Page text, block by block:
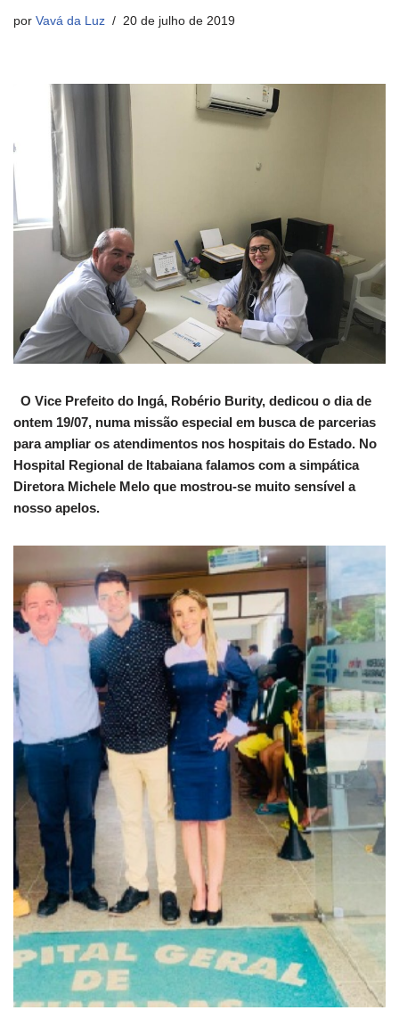
por Vavá da Luz 20 de julho de 2019
O Vice Prefeito do Ingá, Robério Burity, dedicou o dia de
ontem 19/07, numa missão especial em busca de parcerias
para ampliar os atendimentos nos hospitais do Estado. No
Hospital Regional de Itabaiana falamos com a simpática
Diretora Michele Melo que mostrou-se muito sensível a
nosso apelos.